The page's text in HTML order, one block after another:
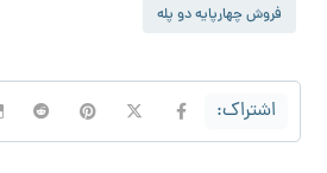
فروش چهارپایه دو پله